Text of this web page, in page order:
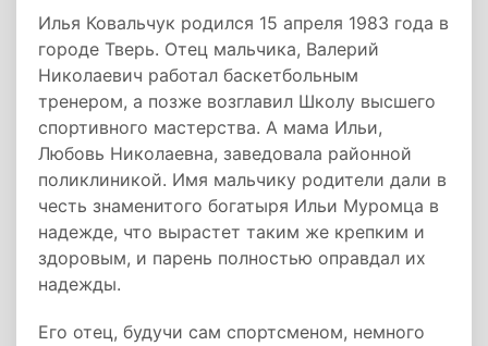
Илья Ковальчук родился 15 апреля 1983 года в
городе Тверь. Отец мальчика, Валерий
Николаевич работал баскетбольным
тренером, а позже возглавил Школу высшего
спортивного мастерства. А мама Ильи,
Любовь Николаевна, заведовала районной
поликлиникой. Имя мальчику родители дали в
честь знаменитого богатыря Ильи Муромца в
надежде, что вырастет таким же крепким и
здоровым, и парень полностью оправдал их
надежды.
Его отец, будучи сам спортсменом, немного